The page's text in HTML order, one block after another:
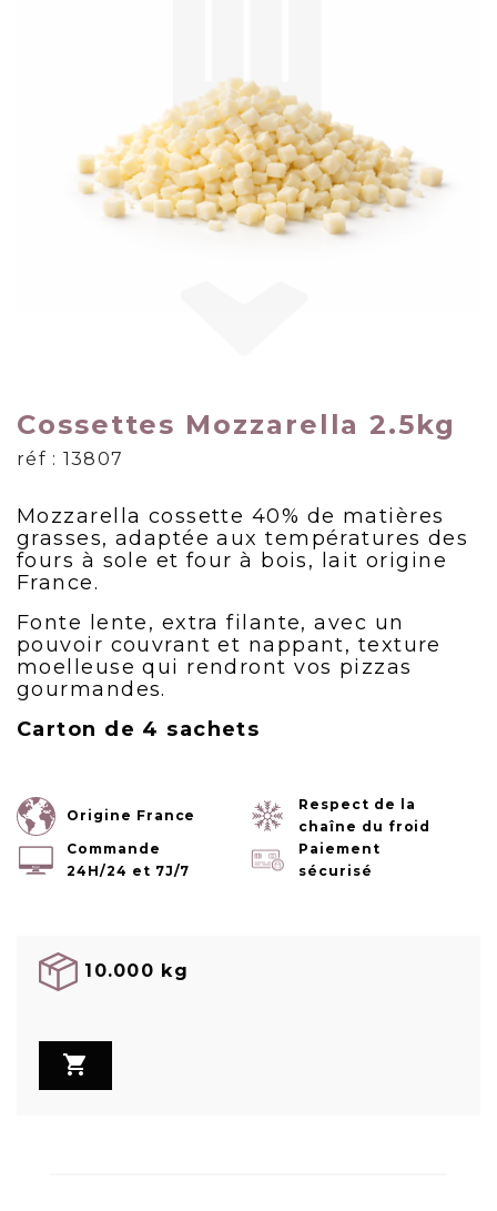
Cossettes Mozzarella 2.5kg
réf : 13807
Mozzarella cossette 40% de matières
grasses, adaptée aux températures des
fours à sole et four à bois, lait origine
France.
Fonte lente, extra filante, avec un
pouvoir couvrant et nappant, texture
moelleuse qui rendront vos pizzas
gourmandes.
Carton de 4 sachets
Origine France
Respect de la
chaîne du froid
Commande
24H/24 et 7J/7
Paiement
sécurisé
10.000 kg
